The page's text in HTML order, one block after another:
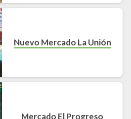
Nuevo Mercado La Unión
Mercado El Progreso